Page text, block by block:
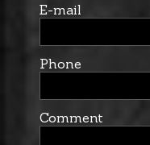
E-mail
Phone
Comment